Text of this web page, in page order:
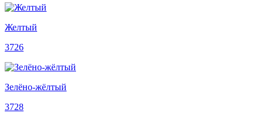
Желтый
3726
Зелёно-жёлтый
3728